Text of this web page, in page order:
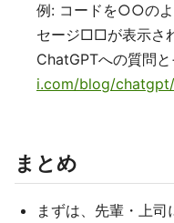
例: コードを○○のよ
セージ□□が表示さ
ChatGPTへの質問
i.com/blog/chatgpt/
まとめ
まずは、先輩・上